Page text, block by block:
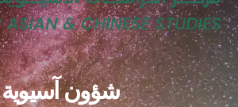
شؤون آسيوية